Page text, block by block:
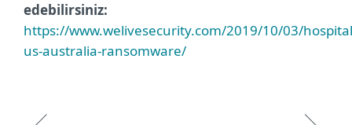
edebilirsiniz:
https://www.welivesecurity.com/2019/10/03/
us-australia-ransomware/